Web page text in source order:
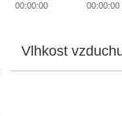
00:00:00 00:00:00
Vlhkost